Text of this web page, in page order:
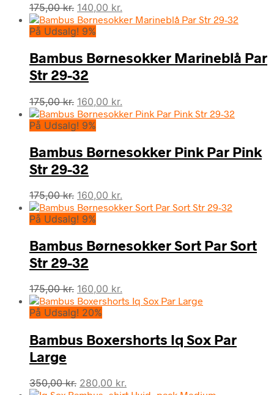
175,00kr. Den
oprindelige
pris
175,00 kr..
140,00 kr.
aktuelle
140,00 kr..
På Udsalg! 9%
Bambus Børnesokker Marineblå Par
Str 29-32
175,00kr. Den
oprindelige
pris
175,00 kr..
160,00 kr.
aktuelle
160,00 kr..
På Udsalg! 9%
Bambus Børnesokker Pink Par Pink
Str 29-32
175,00kr. Den
oprindelige
pris
175,00 kr..
160,00 kr.
aktuelle
160,00 kr..
På Udsalg! 9%
Bambus Børnesokker Sort Par Sort
Str 29-32
175,00kr. Den
oprindelige
pris
175,00 kr..
160,00 kr.
aktuelle
160,00 kr..
På Udsalg! 20%
Bambus Boxershorts Iq Sox Par
Large
350,00kr. Den
280,00 kr.